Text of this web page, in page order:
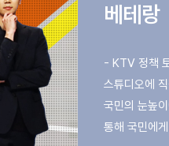
베테랑
- KTV 정책
스튜디오에
국민의 눈높
통해 국민에